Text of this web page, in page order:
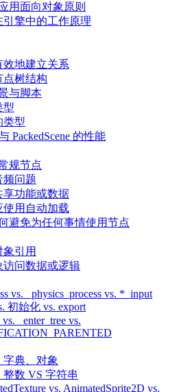
用面向对象原则
引擎中的工作原理
效地建立关系
点树结构
与脚本
型
类型
PackedScene 的性能
规节点
频问题
享功能或数据
使用自动加载
避免为任何事情使用节点
引用
访问数据或逻辑
vs. _physics_process vs. *_input
初始化 vs. export
vs. _enter_tree vs.
字典、对象
整数 VS 字符串
vs. AnimatedSprite2D vs.